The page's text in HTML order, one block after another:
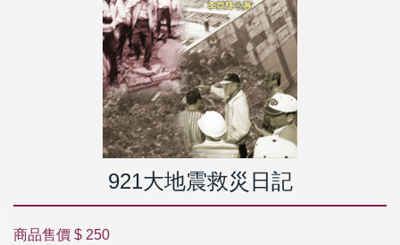
921大地震救災日記
商品售價 $ 250